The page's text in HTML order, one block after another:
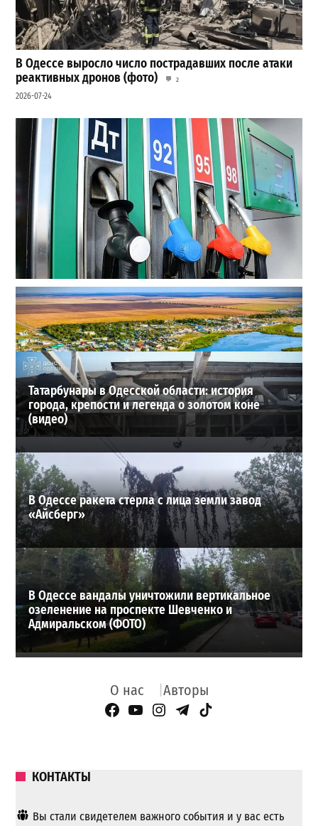
В Одессе выросло число пострадавших после атаки
реактивных дронов (фото)
2
2026-07-24
Неприятный сюрприз для водителей Одессы: на АЗС
снова взлетели цены
2
2026-07-28
ВИБОР РЕДАКЦИИ
Татарбунары в Одесской области: история
города, крепости и легенда о золотом коне
(видео)
В Одессе ракета стерла с лица земли завод
«Айсберг»
В Одессе вандалы уничтожили вертикальное
озеленение на проспекте Шевченко и
Адмиральском (ФОТО)
О нас Авторы
Facebook Page
YouTube
Instagram
Telegram
TikTok
КОНТАКТЫ
Вы стали свидетелем важного события и у вас есть